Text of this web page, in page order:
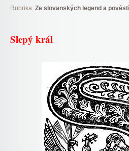
Rubrika: Ze slovanských legend a pověstí
Slepý král